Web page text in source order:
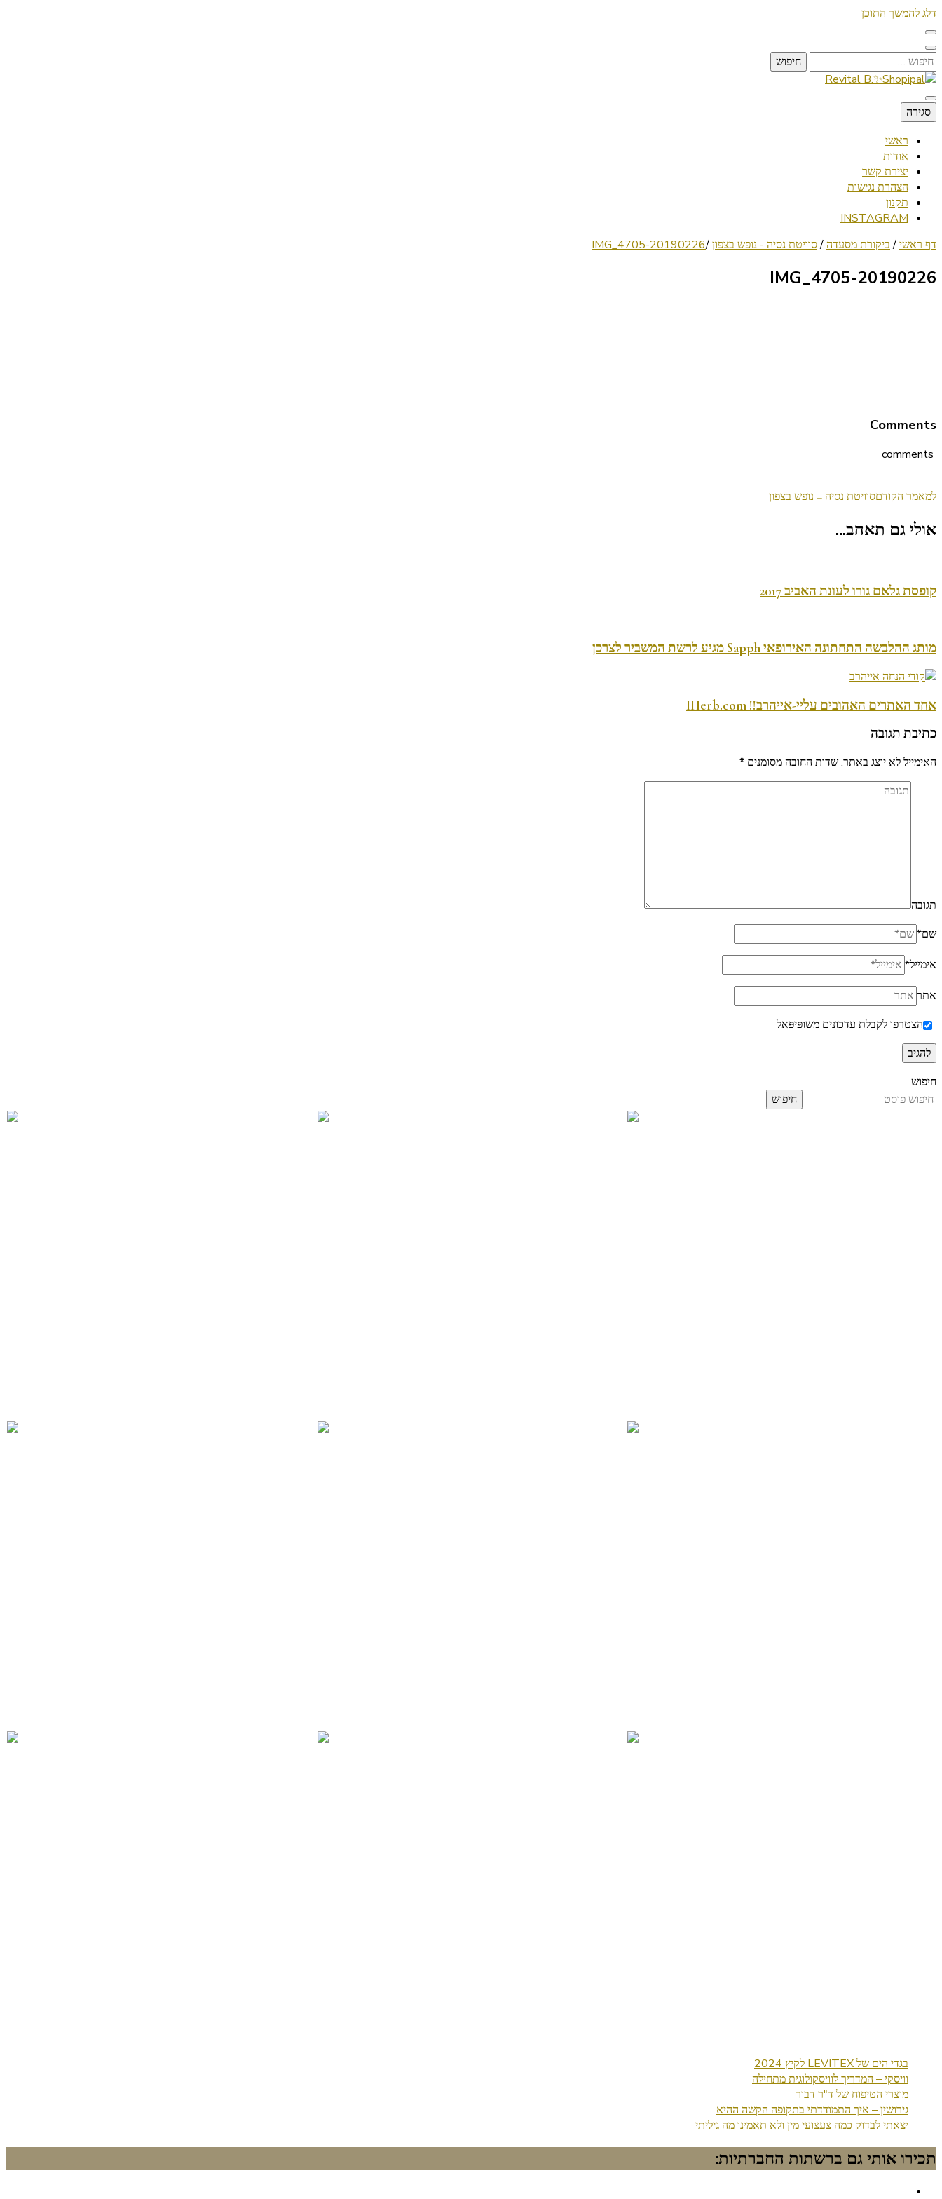
דלג להמשך התוכן
חיפוש:
Revital B.✨Shopipal
Lifestyle ✦ Beauty ✦ Vegan ✦ Travel
סגירה
ראשי
אודות
יצירת קשר
הצהרת נגישות
תקנון
INSTAGRAM
דף ראשי/ ביקורת מסעדה/סוויטת נסיה - נופש בצפון/
20190226-IMG_4705
20190226-IMG_4705
Comments
ניווט
בפוסטים
למאמר הקודםסוויטת נסיה – נופש בצפון
אולי גם תאהב...
קופסת גלאם גורו לעונת האביב 2017
מותג ההלבשה התחתונה האירופאי Sapph מגיע לרשת המשביר לצרכן
אחד האתרים האהובים עליי-אייהרב!! IHerb.com
כתיבת תגובה
האימייל לא יוצג באתר.שדות החובה מסומנים *
תגובה
שם*
אימייל*
אתר
הצטרפו לקבלת עדכונים משופּיפּאל
חיפוש
חיפוש
בגדי הים של LEVITEX לקיץ 2024
וויסקי – המדריך לוויסקולוגית מתחילה
מוצרי הטיפוח של ד"ר דבור
גירושין – איך התמודדתי בתקופה הקשה ההיא
יצאתי לבדוק כמה צעצועי מין ולא תאמינו מה גיליתי
תכירו אותי גם ברשתות החברתיות: